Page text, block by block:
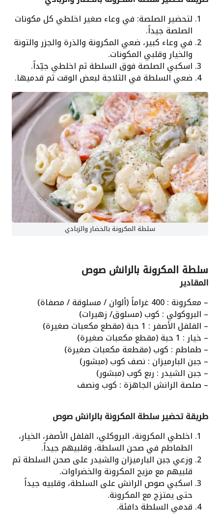
لتحضير الصلصة: في وعاء صغير اخلطي كل مكونات
الصلصة جيداً.
في وعاء كبير، ضعي المكرونة والذرة والجزر والتونة
والخيار وقلبي المكونات.
اسكبي الصلصة فوق السلطة ثم اخلطي جيّداً.
ضعي السلطة في الثلاجة لبعض الوقت ثم قدميها.
سلطة المكرونة بالخضار والزبادي
سلطة المكرونة بالرانش صوص
المقادير
– معكرونة : 400 غراماً (ألوان / مسلوقة / مصفاة)
– البروكولي : كوب (مسلوق/ زهيرات)
– الفلفل الأصفر : 1 حبة (مقطع مكعبات صغيرة)
– خيار : 1 حبة (مقطع مكعبات صغيرة)
– طماطم : كوب (مقطعة مكعبات صغيرة)
– جبن البارميزان : نصف كوب (مبشور)
– جبن الشيدر : ربع كوب (مبشور)
– صلصة الرانش الجاهزة : كوب ونصف
طريقة تحضير سلطة المكرونة بالرانش صوص
اخلطي المكرونة، البروكلي، الفلفل الأصفر، الخيار،
الطماطم في صحن السلطة، وقلبيهم جيداً.
وزعي جبن البارميزان والشيدر على صحن السلطة ثم
قلبيهم مع مزيج المكرونة والخضراوات.
اسكبي صوص الرانش على السلطة، وقلبيه جيداً
حتى يمتزج مع المكرونة.
قدمي السلطة دافئة.